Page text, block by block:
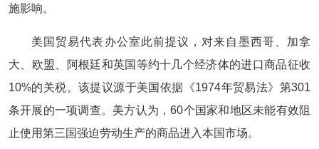
施影响。
美国贸易代表办公室此前提议，对来自墨西哥、加拿
大、欧盟、阿根廷和英国等约十几个经济体的进口商品征收
10%的关税。该提议源于美国依据《1974年贸易法》第301
条开展的一项调查。美方认为，60个国家和地区未能有效阻
止使用第三国强迫劳动生产的商品进入本国市场。